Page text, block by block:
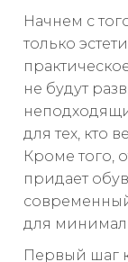
Начнем с
только
не будут
для тех, кто
Кроме того,
придает
для
Первый шаг